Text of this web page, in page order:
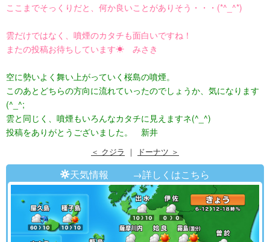
ここまでそっくりだと、何か良いことがありそう・・・(*^_^*)
雲だけではなく、噴煙のカタチも面白いですね！
またの投稿お待ちしています☀ みさき
空に勢いよく舞い上がっていく桜島の噴煙。
このあとどちらの方向に流れていったのでしょうか、気になります
(^_^;
雲と同じく、噴煙もいろんなカタチに見えますネ(^_^)
投稿をありがとうございました。 新井
＜ クジラ ｜ ドーナツ ＞
天気情報 →詳しくはこちら